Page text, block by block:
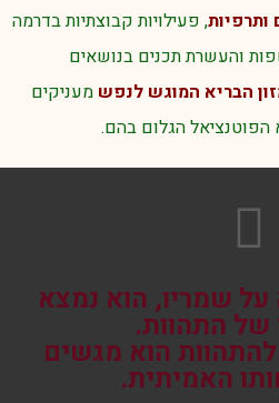
ותרפיות, פעילויות קבוצתיות בדרמה
והעשרת תכנים בנושאים
הבריא המוגש לנפש מעניקים
הגלום בהם.
על שמריו, הוא נמצא
של התהוות.
הוא מגשים
האמיתית.